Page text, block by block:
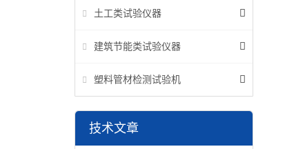
土工类试验仪器
建筑节能类试验仪器
塑料管材检测试验机
技术文章